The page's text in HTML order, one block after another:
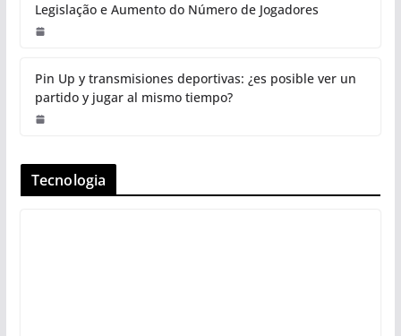
Legislação e Aumento do Número de Jogadores
Pin Up y transmisiones deportivas: ¿es posible ver un
partido y jugar al mismo tiempo?
Tecnologia